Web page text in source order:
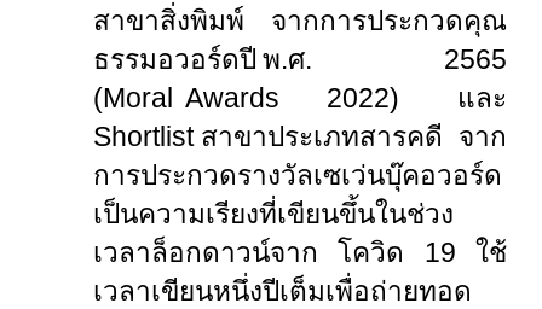
สาขาสิ่งพิมพ์ จากการประกวดคุณ
ธรรมอวอร์ดปี พ.ศ. 2565
(Moral Awards 2022) และ
Shortlist สาขาประเภทสารคดี จาก
การประกวดรางวัลเซเว่นบุ๊คอวอร์ด
เป็นความเรียงที่เขียนขึ้นในช่วง
เวลาล็อกดาวน์จาก โควิด 19 ใช้
เวลาเขียนหนึ่งปีเต็มเพื่อถ่ายทอด